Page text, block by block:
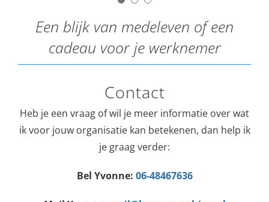
Joost HR-manager
Een blijk van medeleven of een
cadeau voor je werknemer
Contact
Heb je een vraag of wil je meer informatie over wat
ik voor jouw organisatie kan betekenen, dan help ik
je graag verder:
Bel Yvonne: 06-48467636